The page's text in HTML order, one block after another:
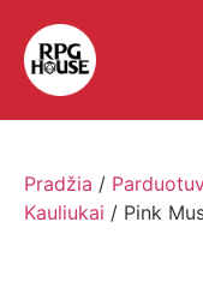
Pradžia /
Kauliukai / Pink